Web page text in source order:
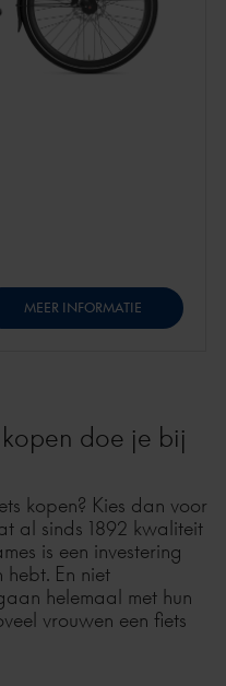
MEER INFORMATIE
doe je bij
kopen? Kies dan voor
al sinds 1892 kwaliteit
is een investering
En niet
helemaal met hun
vrouwen een fiets